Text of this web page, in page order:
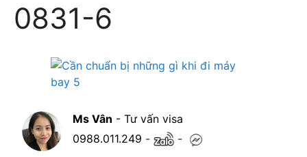
0831-6
Ms Vân - Tư vấn visa
0988.011.249 - -